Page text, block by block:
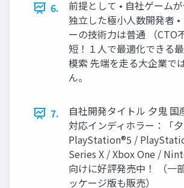
6.
前提として • ⾃社ゲーム
独⽴した極⼩⼈数開発者
ーの技術⼒は普通 （CTO
短！１⼈で最適化できる
模索 先端を⾛る⼤企業で
ん。
7.
⾃社開発タイトル ⼣⻤ 国
対応インディホラー：「⼣
PlayStation®5 /
Series X / Xbox One /
向けに好評発売中！ （⼀
ッケージ版も販売）